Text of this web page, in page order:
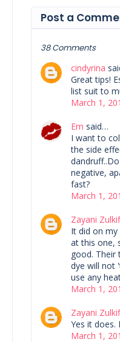
Post a
38 Comments
cindyrina
Great tips!
list suit to
March 1,
Em said…
I want to
the side
negative,
fast?
March 1,
Zayani
It did on
at this one,
good. Their
dye will not
use any
March 1,
Zayani
Yes it does.
March 1,